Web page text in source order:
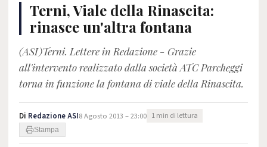
Terni, Viale della Rinascita:
rinasce un'altra fontana
(ASI)Terni. Lettere in Redazione - Grazie
all'intervento realizzato dalla società ATC Parcheggi
torna in funzione la fontana di viale della Rinascita.
Di Redazione ASI8 Agosto 2013 – 23:00 1 min di lettura
Stampa